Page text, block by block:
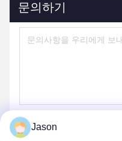
문의하기
Jason